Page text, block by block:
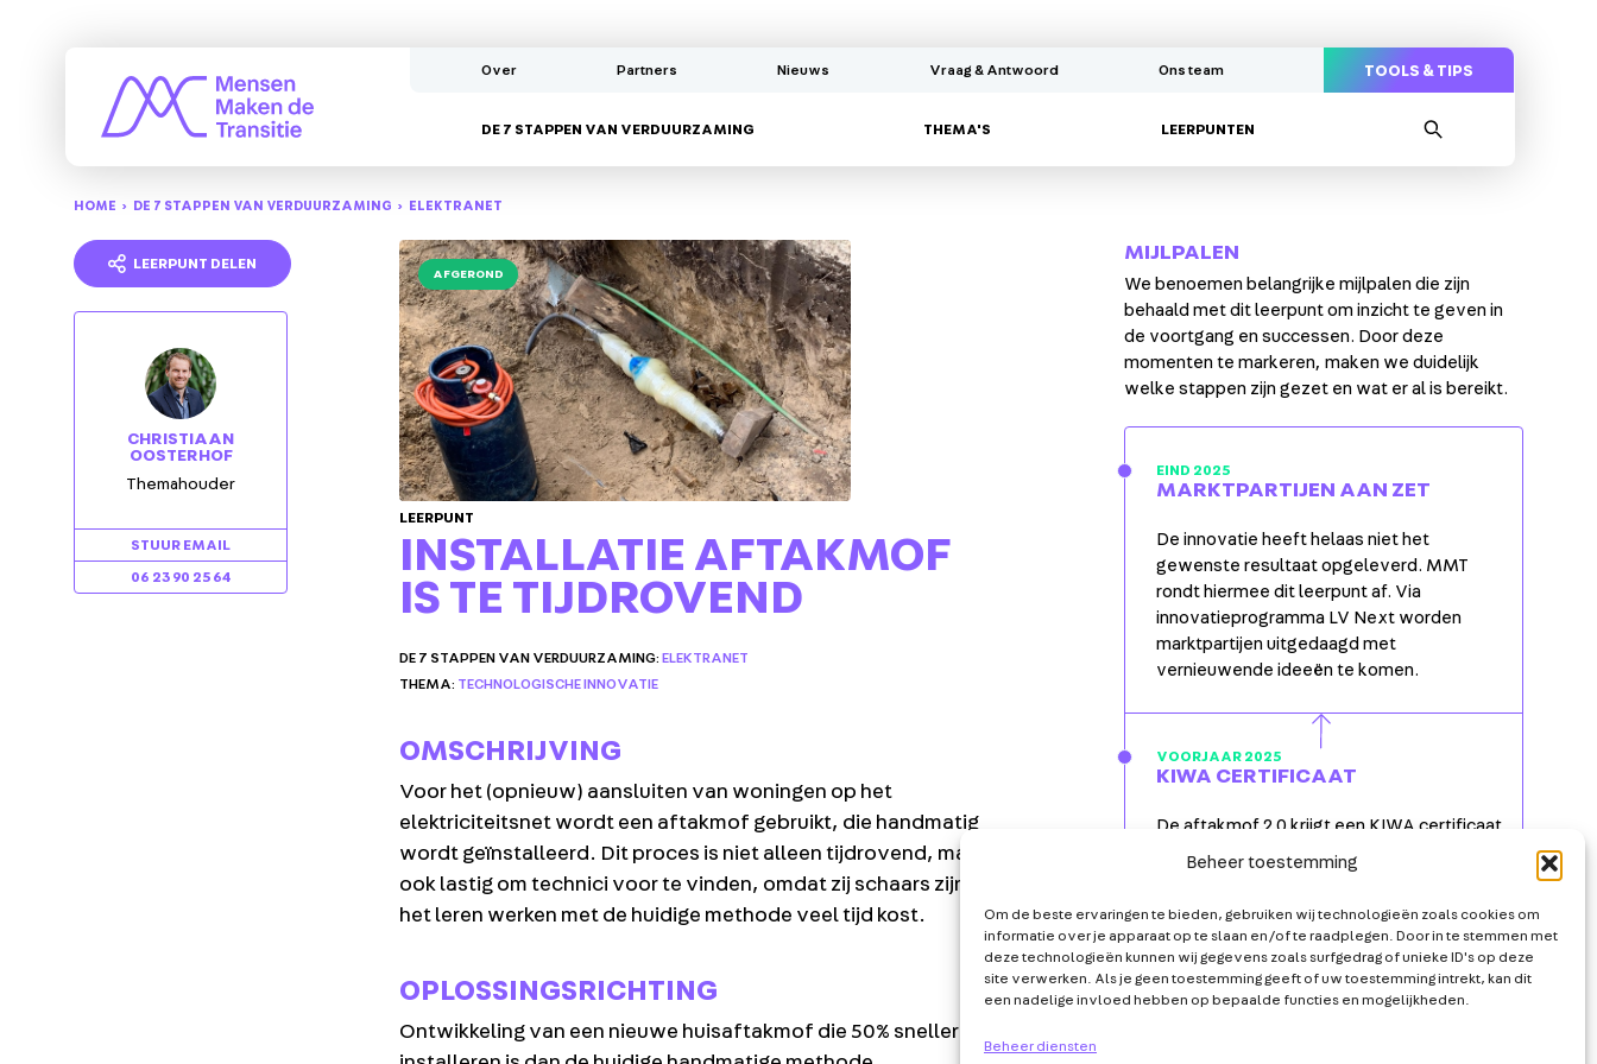
Beheer toestemming
Om de beste ervaringen te bieden, gebruiken wij technologieën zoals cookies om
informatie over je apparaat op te slaan en/of te raadplegen. Door in te stemmen met
deze technologieën kunnen wij gegevens zoals surfgedrag of unieke ID's op deze
site verwerken. Als je geen toestemming geeft of uw toestemming intrekt, kan dit
een nadelige invloed hebben op bepaalde functies en mogelijkheden.
Beheer diensten
Over Partners Nieuws Vraag & Antwoord Ons team TOOLS & TIPS
DE 7 STAPPEN VAN VERDUURZAMING THEMA'S LEERPUNTEN
HOME DE 7 STAPPEN VAN VERDUURZAMING ELEKTRANET
LEERPUNT DELEN
CHRISTIAAN
OOSTERHOF
Themahouder
STUUR EMAIL
06 23 90 25 64
AFGEROND
LEERPUNT
INSTALLATIE AFTAKMOF
IS TE TIJDROVEND
DE 7 STAPPEN VAN VERDUURZAMING: ELEKTRANET
THEMA: TECHNOLOGISCHE INNOVATIE
OMSCHRIJVING
Voor het (opnieuw) aansluiten van woningen op het
elektriciteitsnet wordt een aftakmof gebruikt, die handmatig
wordt geïnstalleerd. Dit proces is niet alleen tijdrovend, maar
ook lastig om technici voor te vinden, omdat zij schaars zijn en
het leren werken met de huidige methode veel tijd kost.
OPLOSSINGSRICHTING
Ontwikkeling van een nieuwe huisaftakmof die 50% sneller te
MIJLPALEN
We benoemen belangrijke mijlpalen die zijn
behaald met dit leerpunt om inzicht te geven in
de voortgang en successen. Door deze
momenten te markeren, maken we duidelijk
welke stappen zijn gezet en wat er al is bereikt.
EIND 2025
MARKTPARTIJEN AAN ZET
De innovatie heeft helaas niet het
gewenste resultaat opgeleverd. MMT
rondt hiermee dit leerpunt af. Via
innovatieprogramma LV Next worden
marktpartijen uitgedaagd met
vernieuwende ideeën te komen.
VOORJAAR 2025
KIWA CERTIFICAAT
De aftakmof 2.0 krijgt een KIWA certificaat.
7 AUG 2026
VERSIE 2.0 AFTAKMOF
Versie 2.0 van de aftakmof blijkt sneller,
ondanks dat 'ie minder innovatief is.
OVER
NIEUWS
AGENDA
MEER TECHNICI
TOOLS & TIPS
BLIJF OP DE HOOGTE VAN
WAAR WE MEE BEZIG ZIJN